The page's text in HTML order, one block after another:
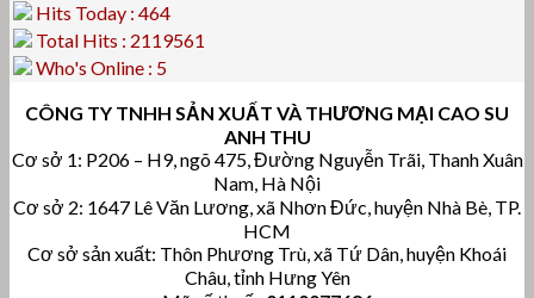
Hits Today : 464
Total Hits : 2119561
Who's Online : 5
CÔNG TY TNHH SẢN XUẤT VÀ THƯƠNG MẠI CAO SU
ANH THU
Cơ sở 1: P206 – H9, ngõ 475, Đường Nguyễn Trãi, Thanh Xuân
Nam, Hà Nội
Cơ sở 2: 1647 Lê Văn Lương, xã Nhơn Đức, huyện Nhà Bè, TP.
HCM
Cơ sở sản xuất: Thôn Phương Trù, xã Tứ Dân, huyện Khoái
Châu, tỉnh Hưng Yên